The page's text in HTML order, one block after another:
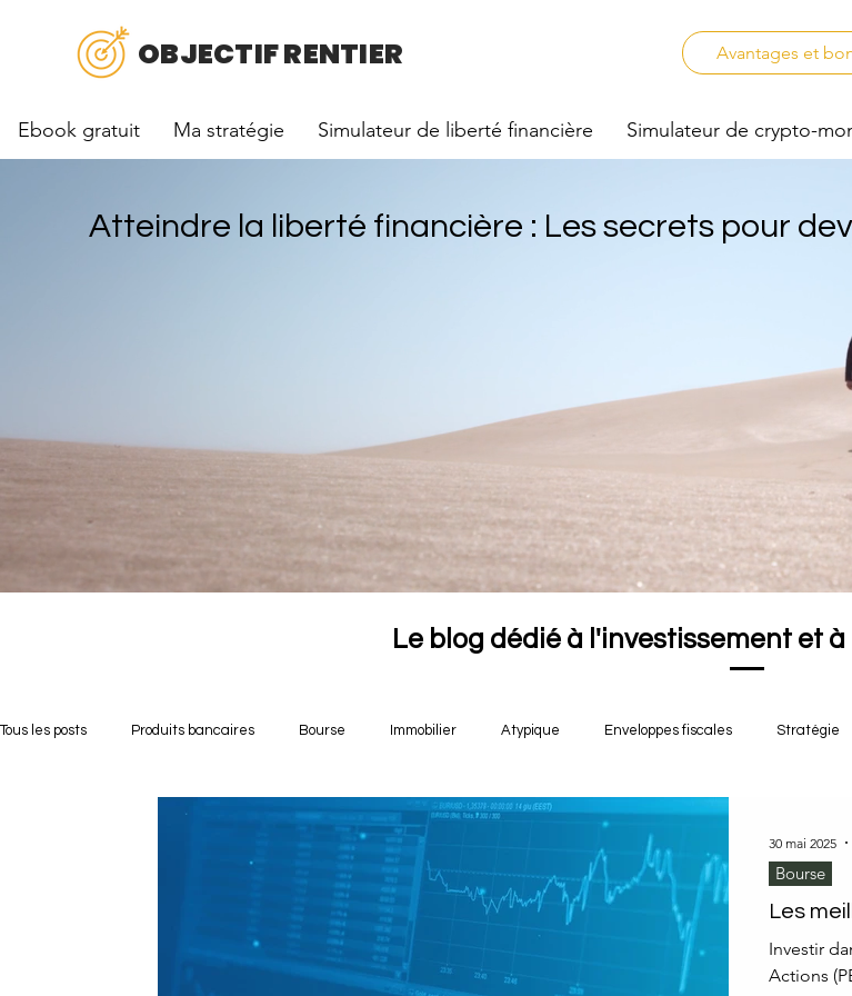
OBJECTIF RENTIER Avantages et
Ebook gratuit Ma stratégie Simulateur de liberté financière Simulateur de crypto-
Atteindre la liberté financière : Les secrets pour
Le blog dédié à l'investissement et
Tous les posts Produits bancaires Bourse Immobilier Atypique Enveloppes fiscales Stratégie
Opportunités crowdfunding
Les
Investir
Actions
Bourse
30 mai 2025